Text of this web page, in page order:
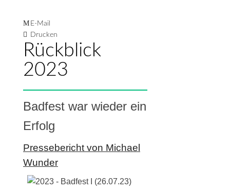
E-Mail
Drucken
Rückblick
2023
Badfest war wieder ein
Erfolg
Pressebericht von Michael
Wunder